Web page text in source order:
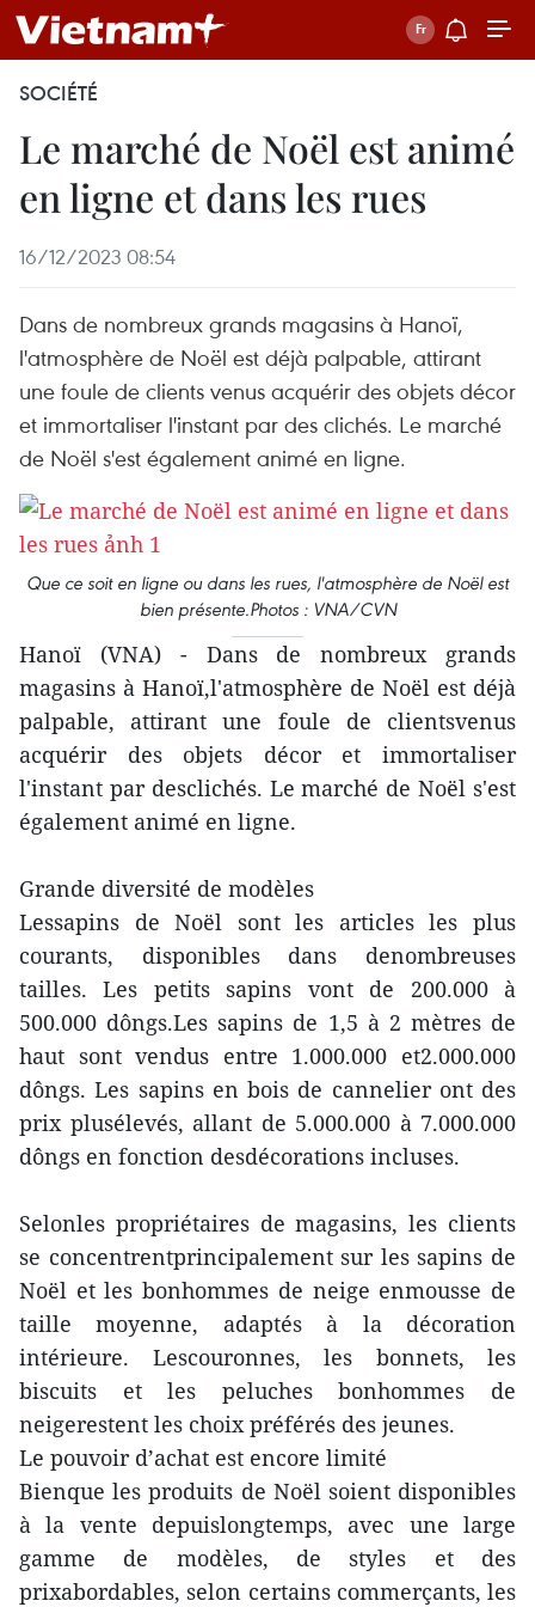
SOCIÉTÉ
Le marché de Noël est animé
en ligne et dans les rues
16/12/2023 08:54
Dans de nombreux grands magasins à Hanoï,
l'atmosphère de Noël est déjà palpable, attirant
une foule de clients venus acquérir des objets décor
et immortaliser l'instant par des clichés. Le marché
de Noël s'est également animé en ligne.
Que ce soit en ligne ou dans les rues, l'atmosphère de Noël est
bien présente.Photos : VNA/CVN
Hanoï (VNA) - Dans de nombreux grands
magasins à Hanoï,l'atmosphère de Noël est déjà
palpable, attirant une foule de clientsvenus
acquérir des objets décor et immortaliser
l'instant par desclichés. Le marché de Noël s'est
également animé en ligne.
Grande diversité de modèles
Lessapins de Noël sont les articles les plus
courants, disponibles dans denombreuses
tailles. Les petits sapins vont de 200.000 à
500.000 dôngs.Les sapins de 1,5 à 2 mètres de
haut sont vendus entre 1.000.000 et2.000.000
dôngs. Les sapins en bois de cannelier ont des
prix plusélevés, allant de 5.000.000 à 7.000.000
dôngs en fonction desdécorations incluses.
Selonles propriétaires de magasins, les clients
se concentrentprincipalement sur les sapins de
Noël et les bonhommes de neige enmousse de
taille moyenne, adaptés à la décoration
intérieure. Lescouronnes, les bonnets, les
biscuits et les peluches bonhommes de
neigerestent les choix préférés des jeunes.
Le pouvoir d’achat est encore limité
Bienque les produits de Noël soient disponibles
à la vente depuislongtemps, avec une large
gamme de modèles, de styles et des
prixabordables, selon certains commerçants, les